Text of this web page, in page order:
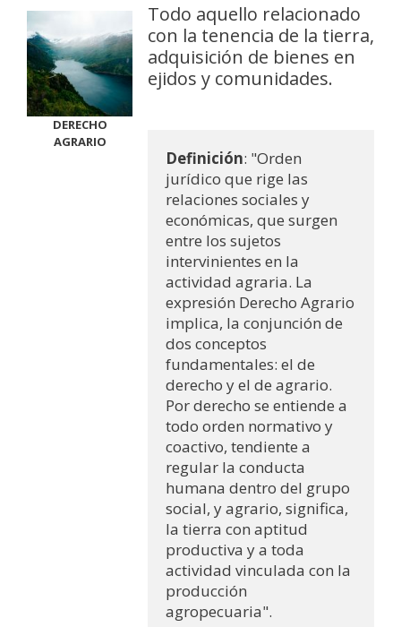
DERECHO
AGRARIO
Todo aquello relacionado
con la tenencia de la tierra,
adquisición de bienes en
ejidos y comunidades.
Definición: "Orden
jurídico que rige las
relaciones sociales y
económicas, que surgen
entre los sujetos
intervinientes en la
actividad agraria. La
expresión Derecho Agrario
implica, la conjunción de
dos conceptos
fundamentales: el de
derecho y el de agrario.
Por derecho se entiende a
todo orden normativo y
coactivo, tendiente a
regular la conducta
humana dentro del grupo
social, y agrario, significa,
la tierra con aptitud
productiva y a toda
actividad vinculada con la
producción
agropecuaria".